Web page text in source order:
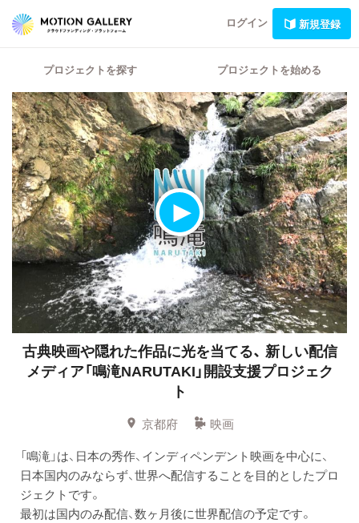
ログイン 新規登録
プロジェクトを探す プロジェクトを始める
古典映画や隠れた作品に光を当てる、 新しい配信
メディア「鳴滝NARUTAKI」開設支援プロジェク
ト
京都府
映画
「鳴滝」は、日本の秀作、インディペンデント映画を中心に、
日本国内のみならず、世界へ配信することを目的としたプロ
ジェクトです。
最初は国内のみ配信、数ヶ月後に世界配信の予定です。